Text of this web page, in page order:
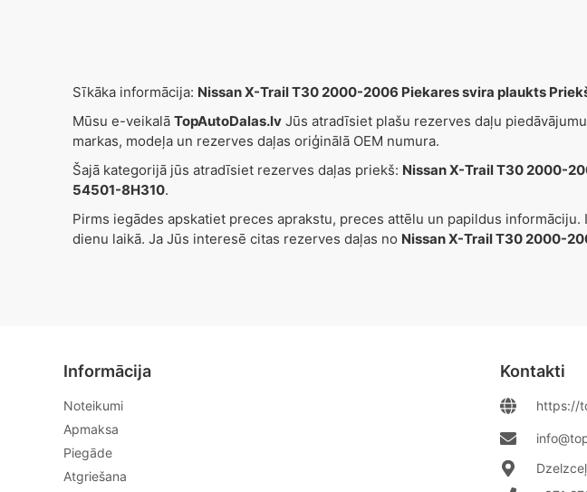
Sīkāka informācija: Nissan X-Trail T30 2000-2006 Piekares svira plaukts
Mūsu e-veikalā TopAutoDalas.lv Jūs atradīsiet plašu rezerves daļu
markas, modeļa un rezerves daļas oriģinālā OEM numura.
Šajā kategorijā jūs atradīsiet rezerves daļas priekš: Nissan X-Trail T30 2000-
54501-8H310.
Pirms iegādes apskatiet preces aprakstu, preces attēlu un papildus
dienu laikā. Ja Jūs interesē citas rezerves daļas no Nissan X-Trail T30 2000-
Informācija
Noteikumi
Apmaksa
Piegāde
Atgriešana
Kontakti
https://